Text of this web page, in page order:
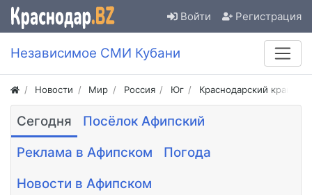
Войти Регистрация
Независимое СМИ Кубани
Новости Мир Россия Юг Краснодарский край
Сегодня
Посёлок Афипский
Реклама в Афипском
Погода
Новости в Афипском